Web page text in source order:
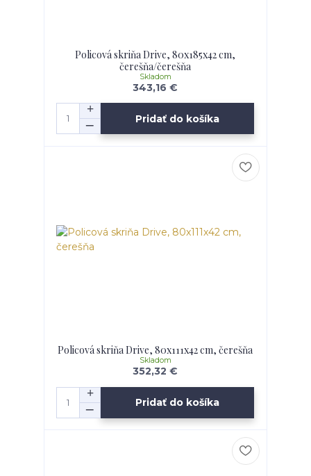
Policová skriňa Drive, 80x185x42 cm,
čerešňa/čerešňa
343,16 €
Skladom
Pridať do košíka
Policová skriňa Drive, 80x111x42 cm, čerešňa
352,32 €
Skladom
Pridať do košíka